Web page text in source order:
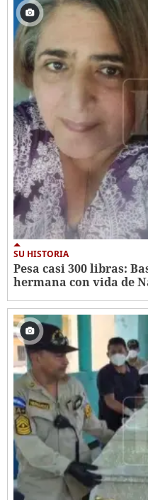
SU HISTORIA
Pesa casi 300 libras:
hermana con vida de